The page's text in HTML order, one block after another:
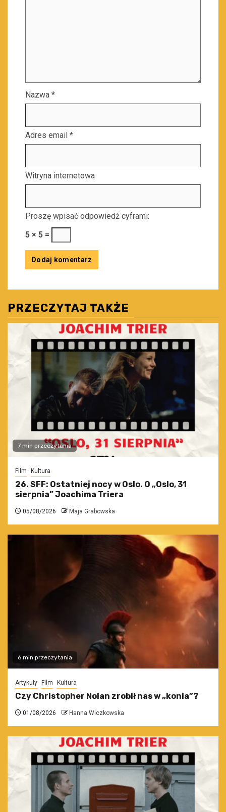
Nazwa *
Adres email *
Witryna internetowa
Proszę wpisać odpowiedź cyframi:
5 × 5 =
PRZECZYTAJ TAKŻE
7 min przeczytania
Film Kultura
26. SFF: Ostatniej nocy w Oslo. O „Oslo, 31
sierpnia” Joachima Triera
05/08/2026 Maja Grabowska
6 min przeczytania
Artykuły Film Kultura
Czy Christopher Nolan zrobił nas w „konia”?
01/08/2026 Hanna Wiczkowska